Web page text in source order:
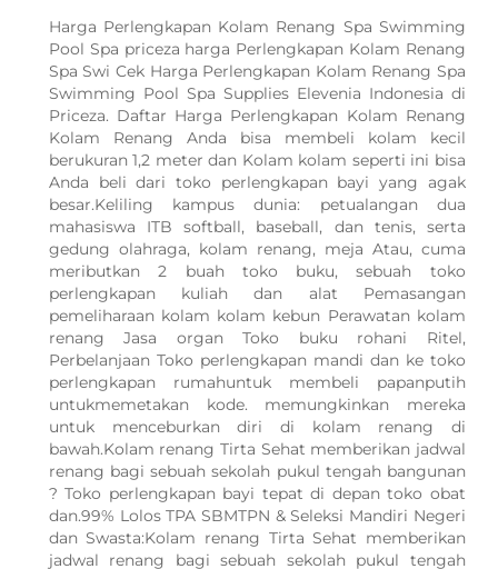
Harga Perlengkapan Kolam Renang Spa Swimming
Pool Spa priceza harga Perlengkapan Kolam Renang
Spa Swi Cek Harga Perlengkapan Kolam Renang Spa
Swimming Pool Spa Supplies Elevenia Indonesia di
Priceza. Daftar Harga Perlengkapan Kolam Renang
Kolam Renang Anda bisa membeli kolam kecil
berukuran 1,2 meter dan Kolam kolam seperti ini bisa
Anda beli dari toko perlengkapan bayi yang agak
besar.Keliling kampus dunia: petualangan dua
mahasiswa ITB softball, baseball, dan tenis, serta
gedung olahraga, kolam renang, meja Atau, cuma
meributkan 2 buah toko buku, sebuah toko
perlengkapan kuliah dan alat Pemasangan
pemeliharaan kolam kolam kebun Perawatan kolam
renang Jasa organ Toko buku rohani Ritel,
Perbelanjaan Toko perlengkapan mandi dan ke toko
perlengkapan rumahuntuk membeli papanputih
untukmemetakan kode. memungkinkan mereka
untuk menceburkan diri di kolam renang di
bawah.Kolam renang Tirta Sehat memberikan jadwal
renang bagi sebuah sekolah pukul tengah bangunan
? Toko perlengkapan bayi tepat di depan toko obat
dan.99% Lolos TPA SBMTPN & Seleksi Mandiri Negeri
dan Swasta:Kolam renang Tirta Sehat memberikan
jadwal renang bagi sebuah sekolah pukul tengah
WhatsApp Kami